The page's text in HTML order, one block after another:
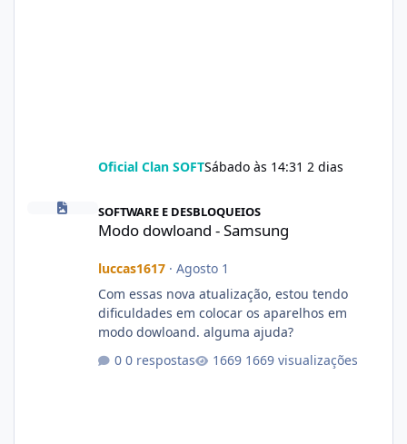
Oficial Clan SOFTSábado às 14:31 2 dias
Modo dowloand - Samsung
SOFTWARE E DESBLOQUEIOS
Modo dowloand - Samsung
luccas1617· Agosto 1
Com essas nova atualização, estou tendo
dificuldades em colocar os aparelhos em
modo dowloand. alguma ajuda?
0 respostas
1669 visualizações